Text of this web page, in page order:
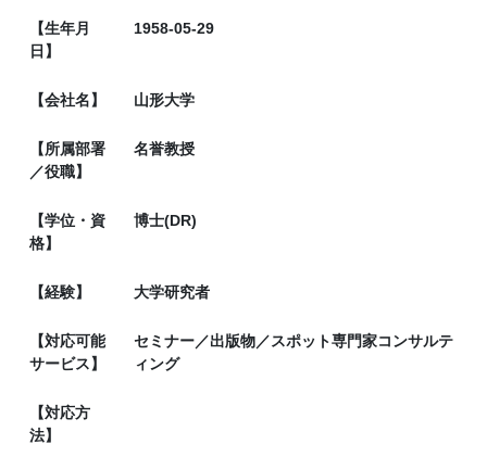
【生年月
日】
1958-05-29
【会社名】 山形大学
【所属部署
／役職】
名誉教授
【学位・資
格】
博士(DR)
【経験】 大学研究者
【対応可能
サービス】
セミナー／出版物／スポット専門家コンサルテ
ィング
【対応方
法】